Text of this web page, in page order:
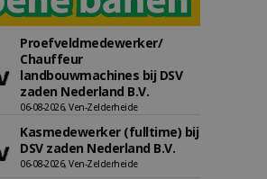
Proefveldmedewerker/
Chauffeur
landbouwmachines bij DSV
zaden Nederland B.V.
06-08-2026, Ven-Zelderheide
Kasmedewerker (fulltime) bij
DSV zaden Nederland B.V.
06-08-2026, Ven-Zelderheide